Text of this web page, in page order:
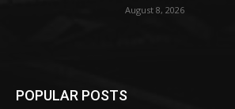
August 8, 2026
POPULAR POSTS